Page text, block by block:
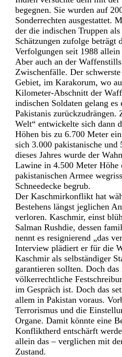
begegnen. Sie wurden auf
Sonderrechten ausgestattet.
der die indischen Truppen
Schätzungen zufolge
Verfolgungen seit 1988
Aber auch an der
Zwischenfälle. Der
Gebiet, im Karakorum, wo
Kilometer-Abschnitt der
indischen Soldaten gelang
Pakistanis zurückzudrängen.
Welt“ entwickelte sich dann
Höhen bis zu 6.700 Meter
sich 3.000 pakistanische
dieses Jahres wurde der
Lawine in 4.500 Meter Höhe
pakistanischen Armee
Schneedecke begrub.
Der Kaschmirkonflikt hat
Bestehens längst jeglichen
verloren. Kaschmir, einst
Salman Rushdie, dessen
nennt es resignierend „das
Interview plädiert er für die
Kaschmir als selbständiger
garantieren sollten. Doch
völkerrechtliche
im Gespräch ist. Doch das
allem in Pakistan voraus.
Terrorismus und die
Organe. Damit könnte eine
Konfliktherd entschärft
allein das – verglichen mit
Zustand.